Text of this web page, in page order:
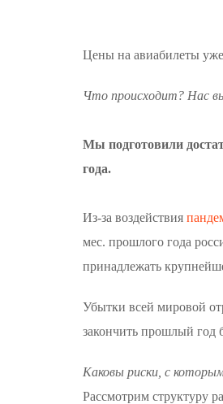
Цены на авиабилеты уже
Что происходит? Нас
Мы подготовили
года.
Из-за воздействия
мес. прошлого года
принадлежать
Убытки всей мировой
закончить прошлый год
Каковы риски, с
Рассмотрим структуру